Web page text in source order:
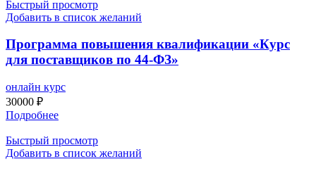
Быстрый просмотр
Добавить в список желаний
Программа повышения квалификации «Курс
для поставщиков по 44-ФЗ»
онлайн курс
30000 ₽
Подробнее
Быстрый просмотр
Добавить в список желаний